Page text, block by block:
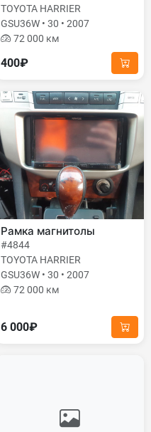
TOYOTA HARRIER
GSU36W • 30 • 2007
72 000 км
400₽
Рамка магнитолы
#4844
TOYOTA HARRIER
GSU36W • 30 • 2007
72 000 км
6 000₽